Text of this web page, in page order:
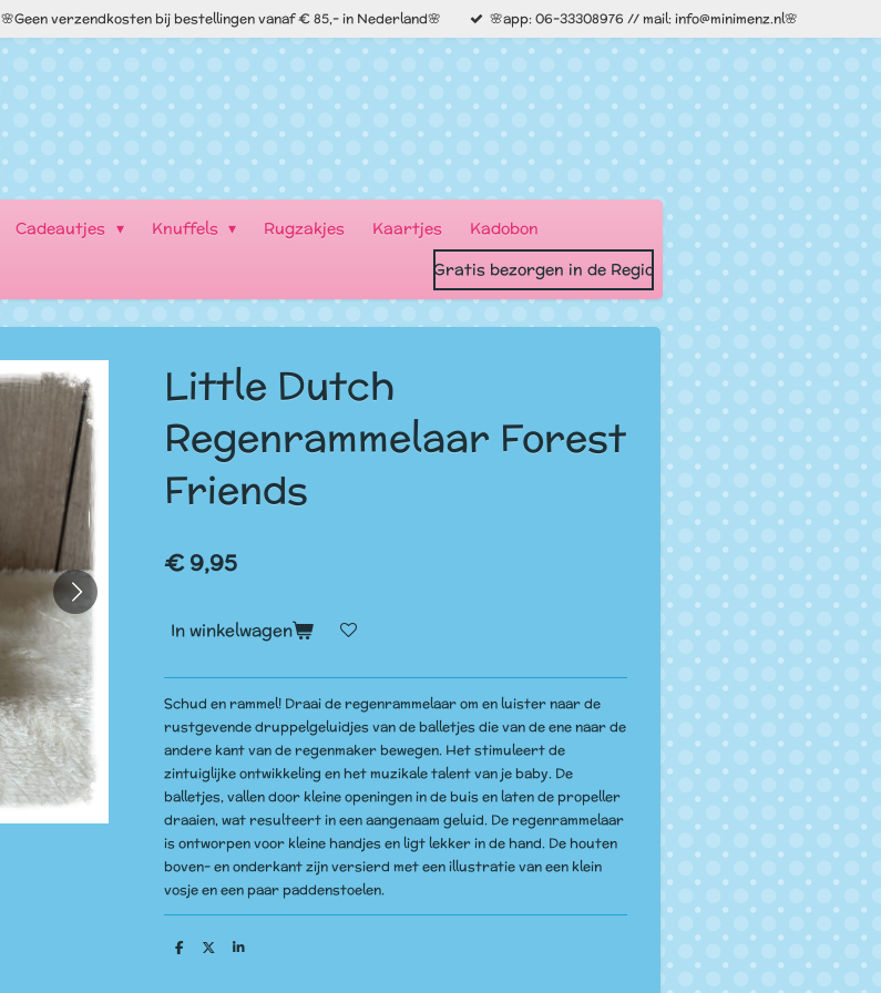
🌸Geen verzendkosten bij bestellingen vanaf € 85,- in Nederland🌸 🌸app: 06-33308976 // mail: info@minimenz.nl🌸
Cadeautjes Knuffels Rugzakjes Kaartjes
Kadobon
Gratis bezorgen in de Regio
Little Dutch
Regenrammelaar Forest
Friends
€ 9,95
In winkelwagen
Schud en rammel! Draai de regenrammelaar om en luister naar de
rustgevende druppelgeluidjes van de balletjes die van de ene naar de
andere kant van de regenmaker bewegen. Het stimuleert de
zintuiglijke ontwikkeling en het muzikale talent van je baby. De
balletjes, vallen door kleine openingen in de buis en laten de propeller
draaien, wat resulteert in een aangenaam geluid. De regenrammelaar
is ontworpen voor kleine handjes en ligt lekker in de hand. De houten
boven- en onderkant zijn versierd met een illustratie van een klein
vosje en een paar paddenstoelen.
D
D
S